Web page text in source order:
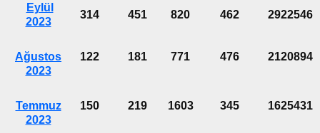
Eylül
2023
314 451 820 462 2922546
Ağustos
2023
122 181 771 476 2120894
Temmuz
2023
150 219 1603 345 1625431